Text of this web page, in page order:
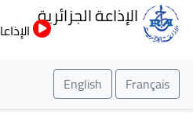
إلى
الإذاعة الجزائرية
الإذاعات
Français
English